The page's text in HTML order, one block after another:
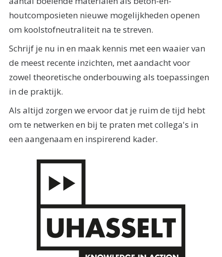
houtcomposieten nieuwe mogelijkheden openen
om koolstofneutraliteit na te streven.
Schrijf je nu in en maak kennis met een waaier van
de meest recente inzichten, met aandacht voor
zowel theoretische onderbouwing als toepassingen
in de praktijk.
Als altijd zorgen we ervoor dat je ruim de tijd hebt
om te netwerken en bij te praten met collega's in
een aangenaam en inspirerend kader.